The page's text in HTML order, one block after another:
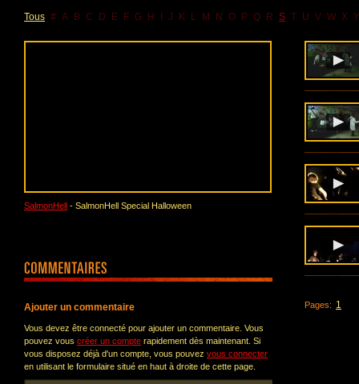
Tous # A B C D E F G H J K L M N O P Q R S T U V W X Y
SalmonHell - SalmonHell Special Halloween
Ajouter un commentaire
Vous devez être connecté pour ajouter un commentaire. Vous
pouvez vous créer un compte rapidement dès maintenant. Si
vous disposez déjà d'un compte, vous pouvez vous connecter
en utilisant le formulaire situé en haut à droite de cette page.
Pages: 1